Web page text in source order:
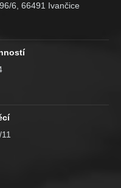
6, 66491 Ivančice